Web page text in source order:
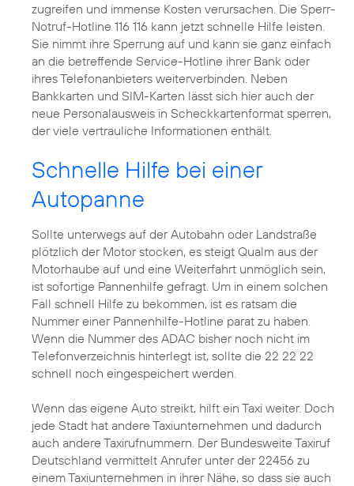
zugreifen und immense Kosten verursachen. Die Sperr-
Notruf-Hotline 116 116 kann jetzt schnelle Hilfe leisten.
Sie nimmt ihre Sperrung auf und kann sie ganz einfach
an die betreffende Service-Hotline ihrer Bank oder
ihres Telefonanbieters weiterverbinden. Neben
Bankkarten und SIM-Karten lässt sich hier auch der
neue Personalausweis in Scheckkartenformat sperren,
der viele vertrauliche Informationen enthält.
Schnelle Hilfe bei einer
Autopanne
Sollte unterwegs auf der Autobahn oder Landstraße
plötzlich der Motor stocken, es steigt Qualm aus der
Motorhaube auf und eine Weiterfahrt unmöglich sein,
ist sofortige Pannenhilfe gefragt. Um in einem solchen
Fall schnell Hilfe zu bekommen, ist es ratsam die
Nummer einer Pannenhilfe-Hotline parat zu haben.
Wenn die Nummer des ADAC bisher noch nicht im
Telefonverzeichnis hinterlegt ist, sollte die 22 22 22
schnell noch eingespeichert werden.
Wenn das eigene Auto streikt, hilft ein Taxi weiter. Doch
jede Stadt hat andere Taxiunternehmen und dadurch
auch andere Taxirufnummern. Der Bundesweite Taxiruf
Deutschland vermittelt Anrufer unter der 22456 zu
einem Taxiunternehmen in ihrer Nähe, so dass sie auch